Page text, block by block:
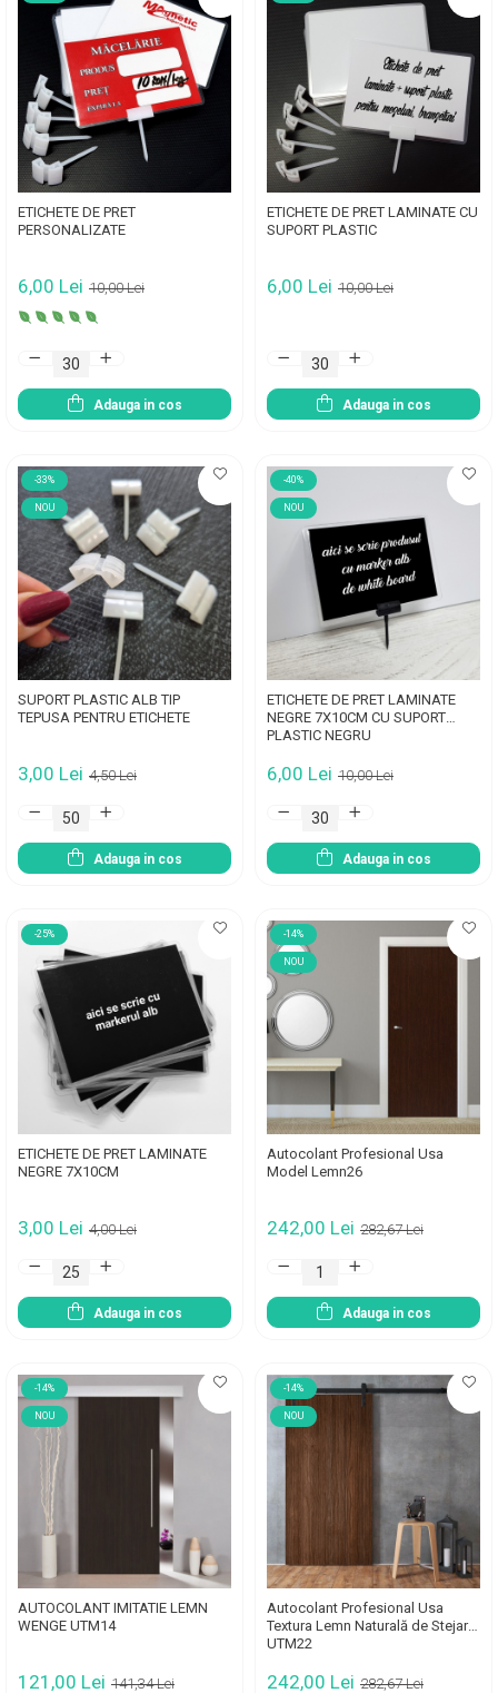
ETICHETE DE PRET
PERSONALIZATE
10,00 Lei
6,00 Lei
Adauga in cos
ETICHETE DE PRET LAMINATE CU
SUPORT PLASTIC
10,00 Lei
6,00 Lei
Adauga in cos
-33%
NOU
SUPORT PLASTIC ALB TIP
TEPUSA PENTRU ETICHETE
4,50 Lei
3,00 Lei
Adauga in cos
-40%
NOU
ETICHETE DE PRET LAMINATE
NEGRE 7X10CM CU SUPORT
PLASTIC NEGRU
10,00 Lei
6,00 Lei
Adauga in cos
-25%
ETICHETE DE PRET LAMINATE
NEGRE 7X10CM
4,00 Lei
3,00 Lei
Adauga in cos
-14%
NOU
Autocolant Profesional Usa
Model Lemn26
282,67 Lei
242,00 Lei
Adauga in cos
-14%
NOU
AUTOCOLANT IMITATIE LEMN
WENGE UTM14
141,34 Lei
121,00 Lei
-14%
NOU
Autocolant Profesional Usa
Textura Lemn Naturală de Stejar
UTM22
282,67 Lei
242,00 Lei